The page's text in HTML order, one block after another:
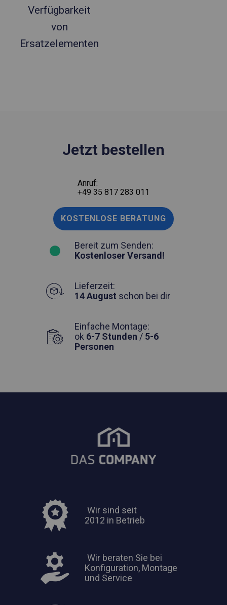
Verfügbarkeit
von
Ersatzelementen
Jetzt bestellen
Anruf:
+49 35 817 283 011
KOSTENLOSE BERATUNG
Bereit zum Senden:
Kostenloser Versand!
Lieferzeit:
14 August schon bei dir
Einfache Montage:
ok 6-7 Stunden / 5-6
Personen
Wir sind seit
2012 in Betrieb
Wir beraten Sie bei
Konfiguration, Montage
und Service